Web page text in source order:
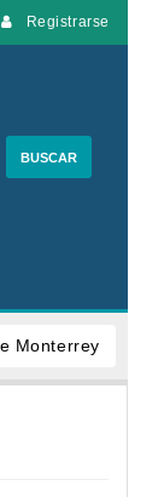
Registrarse
BUSCAR
Monterrey